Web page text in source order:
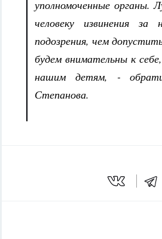
уполномоченные органы.
человеку извинения за
подозрения, чем
будем внимательны к
нашим детям, -
Степанова.